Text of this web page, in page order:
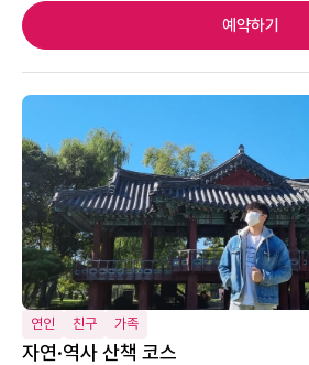
예약하기
연인 친구 가족
자연·역사 산책 코스